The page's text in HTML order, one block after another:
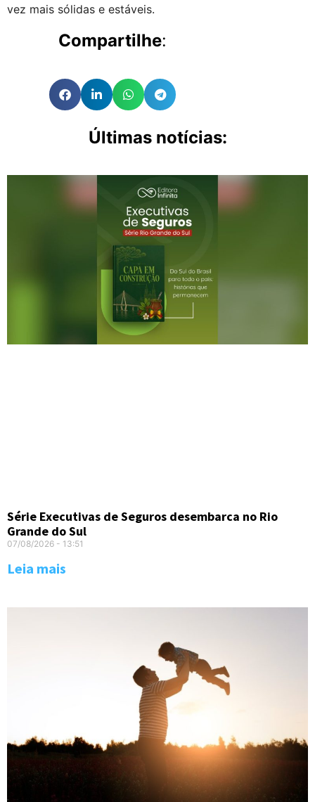
vez mais sólidas e estáveis.
Compartilhe:
Últimas notícias:
Série Executivas de Seguros desembarca no Rio
Grande do Sul
07/08/2026 13:51
Leia mais